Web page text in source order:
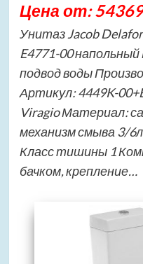
Цена от:
Унитаз Jacob
E4771-00
подвод воды
Артикул: 4449K-
Viragio Материал:
механизм смыва 3/
Класс тишины 1
бачком, крепление…